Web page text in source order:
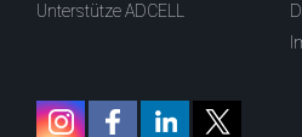
Unterstütze ADCELL